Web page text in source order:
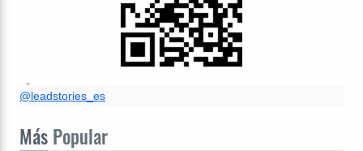
@leadstories_es
Más Popular